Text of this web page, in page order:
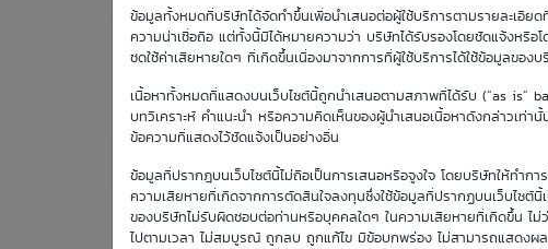
ข้อมูลทั้งหมดที่บริษัทได้จัดทำขึ้นเพื่อนำเสนอต่อผู้ใช้บริการตามรายละเอี
ความน่าเชื่อถือ แต่ทั้งนี้มิได้หมายความว่า บริษัทได้รับรองโดยชัดแจ้งหรื
ชดใช้ค่าเสียหายใดๆ ที่เกิดขึ้นเนื่องมาจากการที่ผู้ใช้บริการได้ใช้ข้อมูลของบ
เนื้อหาทั้งหมดที่แสดงบนเว็บไซต์นี้ถูกนำเสนอตามสภาพที่ได้รับ (“as is”
บทวิเคราะห์ คำแนะนำ หรือความคิดเห็นของผู้นำเสนอเนื้อหาดังกล่าวเท่
ข้อความที่แสดงไว้ชัดแจ้งเป็นอย่างอื่น
ข้อมูลที่ปรากฎบนเว็บไซต์นี้ไม่ถือเป็นการเสนอหรือจูงใจ โดยบริษัทให้ทำ
ความเสียหายที่เกิดจากการตัดสินใจลงทุนซึ่งใช้ข้อมูลที่ปรากฏบนเว็บไซ
ของบริษัทไม่รับผิดชอบต่อท่านหรือบุคคลใดๆ ในความเสียหายที่เกิดขึ้น ไ
ไปตามเวลา ไม่สมบูรณ์ ถูกลบ ถูกแก้ไข มีข้อบกพร่อง ไม่สามารถแสดงผ
แรก
22 พ.ค. 2569